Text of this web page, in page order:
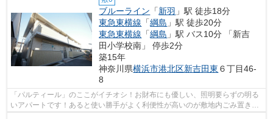
ブルーライン 「新羽 」駅 徒歩18分
東急東横線 「綱島 」駅 徒歩20分
東急東横線 「綱島 」駅 バス10分 「新吉
田小学校南」 停歩2分
築15年
神奈川県横浜市港北区新吉田東 ６丁目46-
8
「パルティール」のここがイチオシ！お財布にも優しい、照明要らずの明る
いアパートです！あると使い勝手がよく利便性が高いのが敷地内ごみ置き場